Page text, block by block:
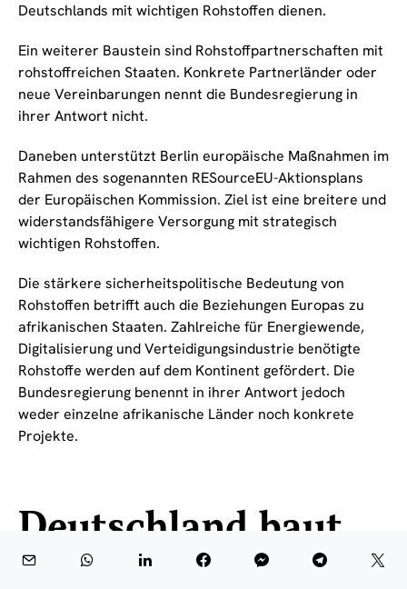
Deutschlands mit wichtigen Rohstoffen dienen.
Ein weiterer Baustein sind Rohstoffpartnerschaften mit
rohstoffreichen Staaten. Konkrete Partnerländer oder
neue Vereinbarungen nennt die Bundesregierung in
ihrer Antwort nicht.
Daneben unterstützt Berlin europäische Maßnahmen im
Rahmen des sogenannten RESourceEU-Aktionsplans
der Europäischen Kommission. Ziel ist eine breitere und
widerstandsfähigere Versorgung mit strategisch
wichtigen Rohstoffen.
Die stärkere sicherheitspolitische Bedeutung von
Rohstoffen betrifft auch die Beziehungen Europas zu
afrikanischen Staaten. Zahlreiche für Energiewende,
Digitalisierung und Verteidigungsindustrie benötigte
Rohstoffe werden auf dem Kontinent gefördert. Die
Bundesregierung benennt in ihrer Antwort jedoch
weder einzelne afrikanische Länder noch konkrete
Projekte.
Deutschland baut
Mikroelektronik